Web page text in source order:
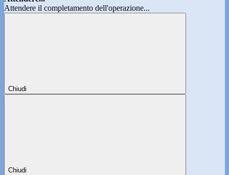
Attendere il completamento dell'operazione...
Chiudi
Chiudi